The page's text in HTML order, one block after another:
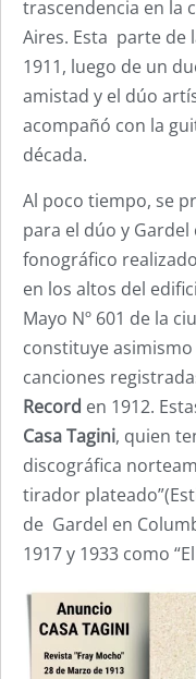
trascendencia en la
Aires. Esta parte de
1911, luego de un
amistad y el dúo
acompañó con la
década.
Al poco tiempo, se
para el dúo y
fonográfico
en los altos del
Mayo Nº 601 de la
constituye
canciones
Record en 1912.
Casa Tagini, quien
discográfica
tirador
de Gardel en
1917 y 1933 como